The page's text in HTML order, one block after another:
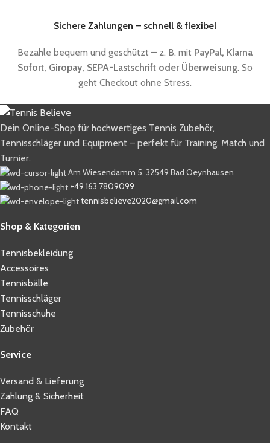
Sichere Zahlungen – schnell & flexibel
Bezahle bequem und geschützt – z. B. mit PayPal, Klarna
Sofort, Giropay, SEPA-Lastschrift oder Überweisung. So
geht Checkout ohne Stress.
Dein Online-Shop für hochwertiges Tennis Zubehör,
Tennisschläger und Equipment – perfekt für Training, Match und
Turnier.
Am Wiesendamm 5, 32549 Bad Oeynhausen
+49 163 7809099
tennisbelieve2020@gmail.com
Shop & Kategorien
Tennisbekleidung
Accessoires
Tennisbälle
Tennisschläger
Tennisschuhe
Zubehör
Service
Versand & Lieferung
Zahlung & Sicherheit
FAQ
Kontakt